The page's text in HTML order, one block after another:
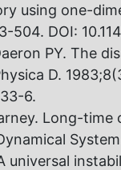
using one-
504. DOI:
PY. The
D.
6.
Long-
universal